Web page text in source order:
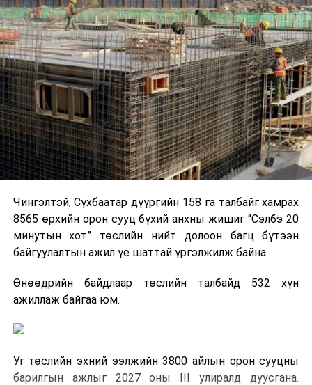
Чингэлтэй, Сүхбаатар дүүргийн 158 га талбайг хамрах
8565 өрхийн орон сууц бүхий анхны жишиг “Сэлбэ 20
минутын хот” төслийн нийт долоон багц бүтээн
байгуулалтын ажил үе шаттай үргэлжилж байна.
Өнөөдрийн байдлаар төслийн талбайд 532 хүн
ажиллаж байгаа юм.
Уг төслийн эхний ээлжийн 3800 айлын орон сууцны
барилгын ажлыг 2027 оны III улиралд дуусгана.